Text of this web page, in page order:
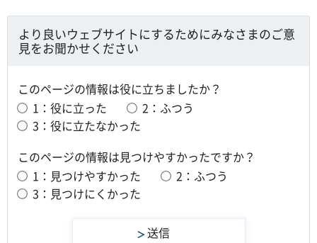
より良いウェブサイトにするためにみなさまのご意
見をお聞かせください
このページの情報は役に立ちましたか？
1：役に立った
2：ふつう
3：役に立たなかった
このページの情報は見つけやすかったですか？
1：見つけやすかった
2：ふつう
3：見つけにくかった